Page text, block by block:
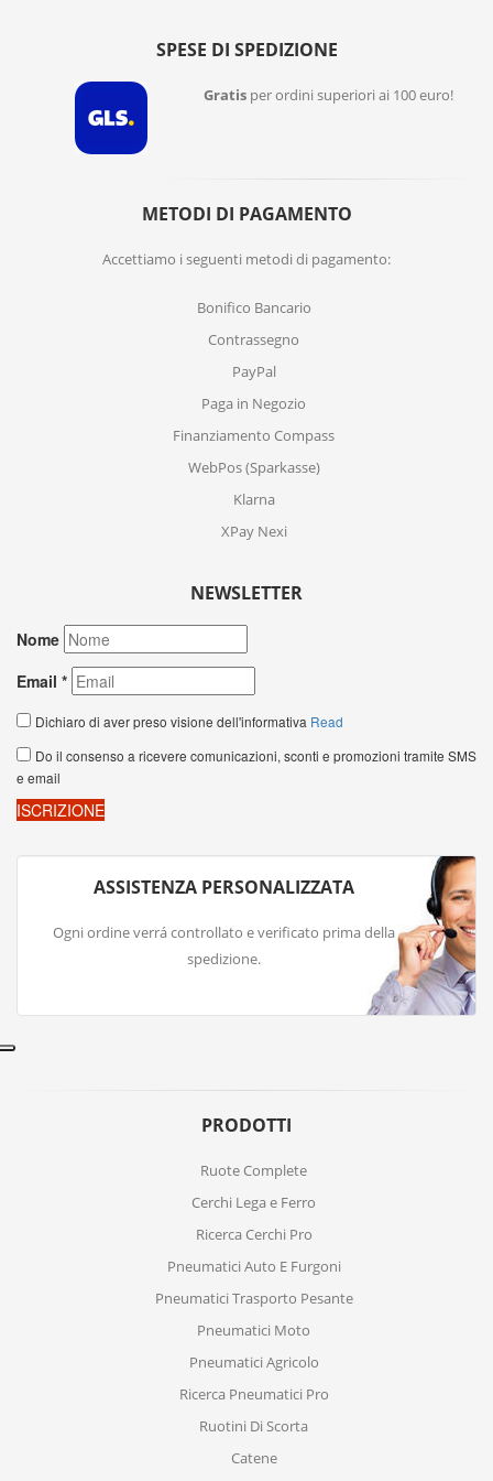
SPESE DI SPEDIZIONE
Gratis per ordini superiori ai 100 euro!
METODI DI PAGAMENTO
Accettiamo i seguenti metodi di pagamento:
Bonifico Bancario
Contrassegno
PayPal
Paga in Negozio
Finanziamento Compass
WebPos (Sparkasse)
Klarna
XPay Nexi
NEWSLETTER
ASSISTENZA PERSONALIZZATA
Ogni ordine verrá controllato e verificato prima della
spedizione.
PRODOTTI
Ruote Complete
Cerchi Lega e Ferro
Ricerca Cerchi Pro
Pneumatici Auto E Furgoni
Pneumatici Trasporto Pesante
Pneumatici Moto
Pneumatici Agricolo
Ricerca Pneumatici Pro
Ruotini Di Scorta
Catene